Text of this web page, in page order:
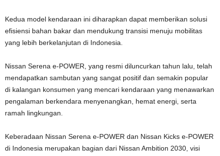
Kedua model kendaraan ini diharapkan dapat memberikan solusi
efisiensi bahan bakar dan mendukung transisi menuju mobilitas
yang lebih berkelanjutan di Indonesia.
Nissan Serena e-POWER, yang resmi diluncurkan tahun lalu, telah
mendapatkan sambutan yang sangat positif dan semakin popular
di kalangan konsumen yang mencari kendaraan yang menawarkan
pengalaman berkendara menyenangkan, hemat energi, serta
ramah lingkungan.
Keberadaan Nissan Serena e-POWER dan Nissan Kicks e-POWER
di Indonesia merupakan bagian dari Nissan Ambition 2030, visi